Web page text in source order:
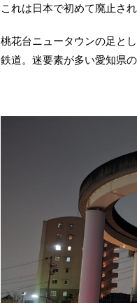
これは日本で初めて廃止さ
桃花台ニュータウンの足と
鉄道。迷要素が多い愛知県